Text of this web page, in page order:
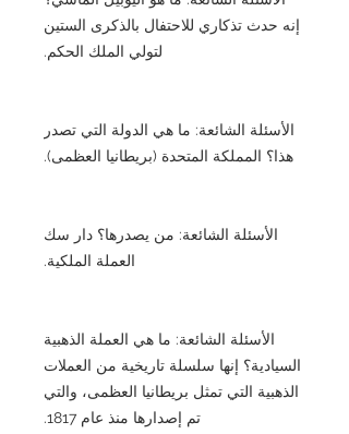
إنه حدث تذكاري للاحتفال بالذكرى الستين
لتولي الملك الحكم.
الأسئلة الشائعة: ما هي الدولة التي تصدر
هذا؟ المملكة المتحدة (بريطانيا العظمى).
الأسئلة الشائعة: من يصدرها؟ دار سك
العملة الملكية.
الأسئلة الشائعة: ما هي العملة الذهبية
السيادية؟ إنها سلسلة تاريخية من العملات
الذهبية التي تمثل بريطانيا العظمى، والتي
تم إصدارها منذ عام 1817.